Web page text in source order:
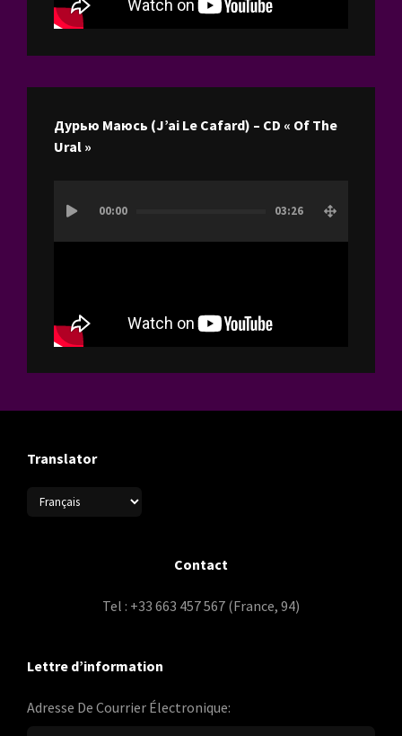
Дурью Маюсь (J’ai Le Cafard) – CD « Of The
Ural »
vidéo
00:00 03:26
Translator
Contact
Tel : +33 663 457 567 (France, 94)
Lettre d’information
Adresse De Courrier Électronique: